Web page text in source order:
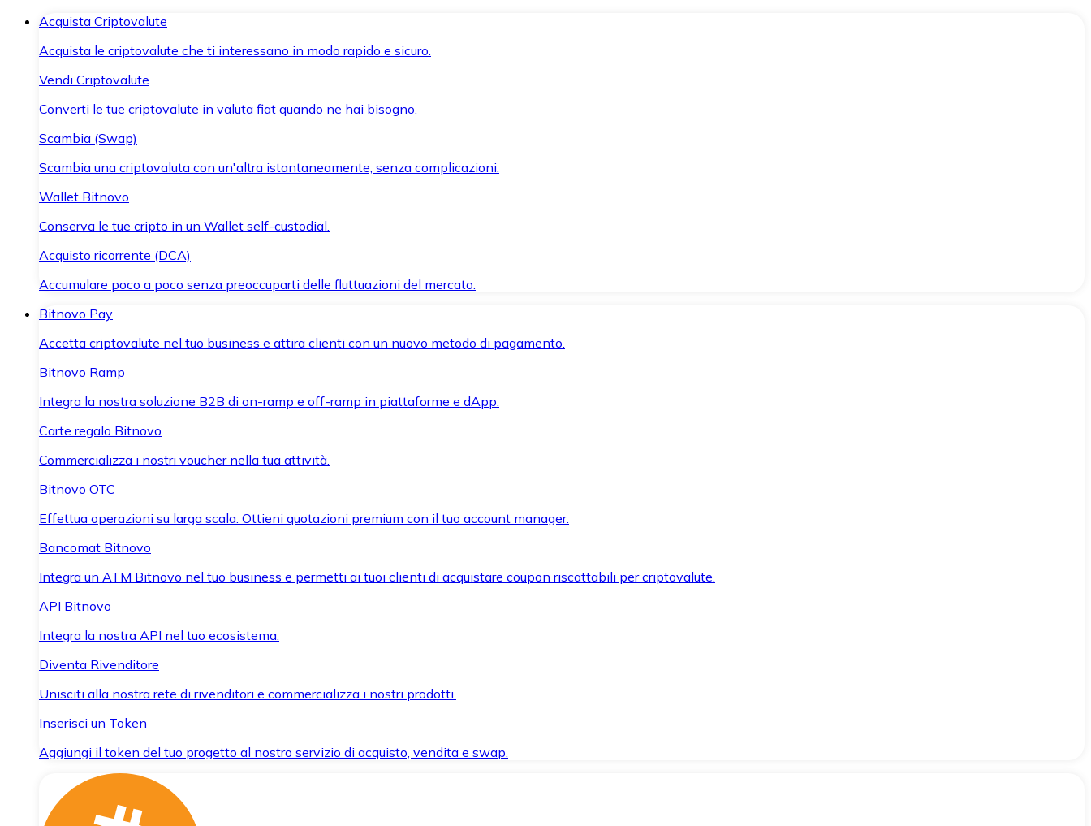
Acquista Criptovalute
Acquista le criptovalute che ti interessano in modo rapido e sicuro.
Vendi Criptovalute
Converti le tue criptovalute in valuta fiat quando ne hai bisogno.
Scambia (Swap)
Scambia una criptovaluta con un'altra istantaneamente, senza complicazioni.
Wallet Bitnovo
Conserva le tue cripto in un Wallet self-custodial.
Acquisto ricorrente (DCA)
Accumulare poco a poco senza preoccuparti delle fluttuazioni del mercato.
Bitnovo Pay
Accetta criptovalute nel tuo business e attira clienti con un nuovo metodo di pagamento.
Bitnovo Ramp
Integra la nostra soluzione B2B di on-ramp e off-ramp in piattaforme e dApp.
Carte regalo Bitnovo
Commercializza i nostri voucher nella tua attività.
Bitnovo OTC
Effettua operazioni su larga scala. Ottieni quotazioni premium con il tuo account manager.
Bancomat Bitnovo
Integra un ATM Bitnovo nel tuo business e permetti ai tuoi clienti di acquistare coupon riscattabili per criptovalute.
API Bitnovo
Integra la nostra API nel tuo ecosistema.
Diventa Rivenditore
Unisciti alla nostra rete di rivenditori e commercializza i nostri prodotti.
Inserisci un Token
Aggiungi il token del tuo progetto al nostro servizio di acquisto, vendita e swap.